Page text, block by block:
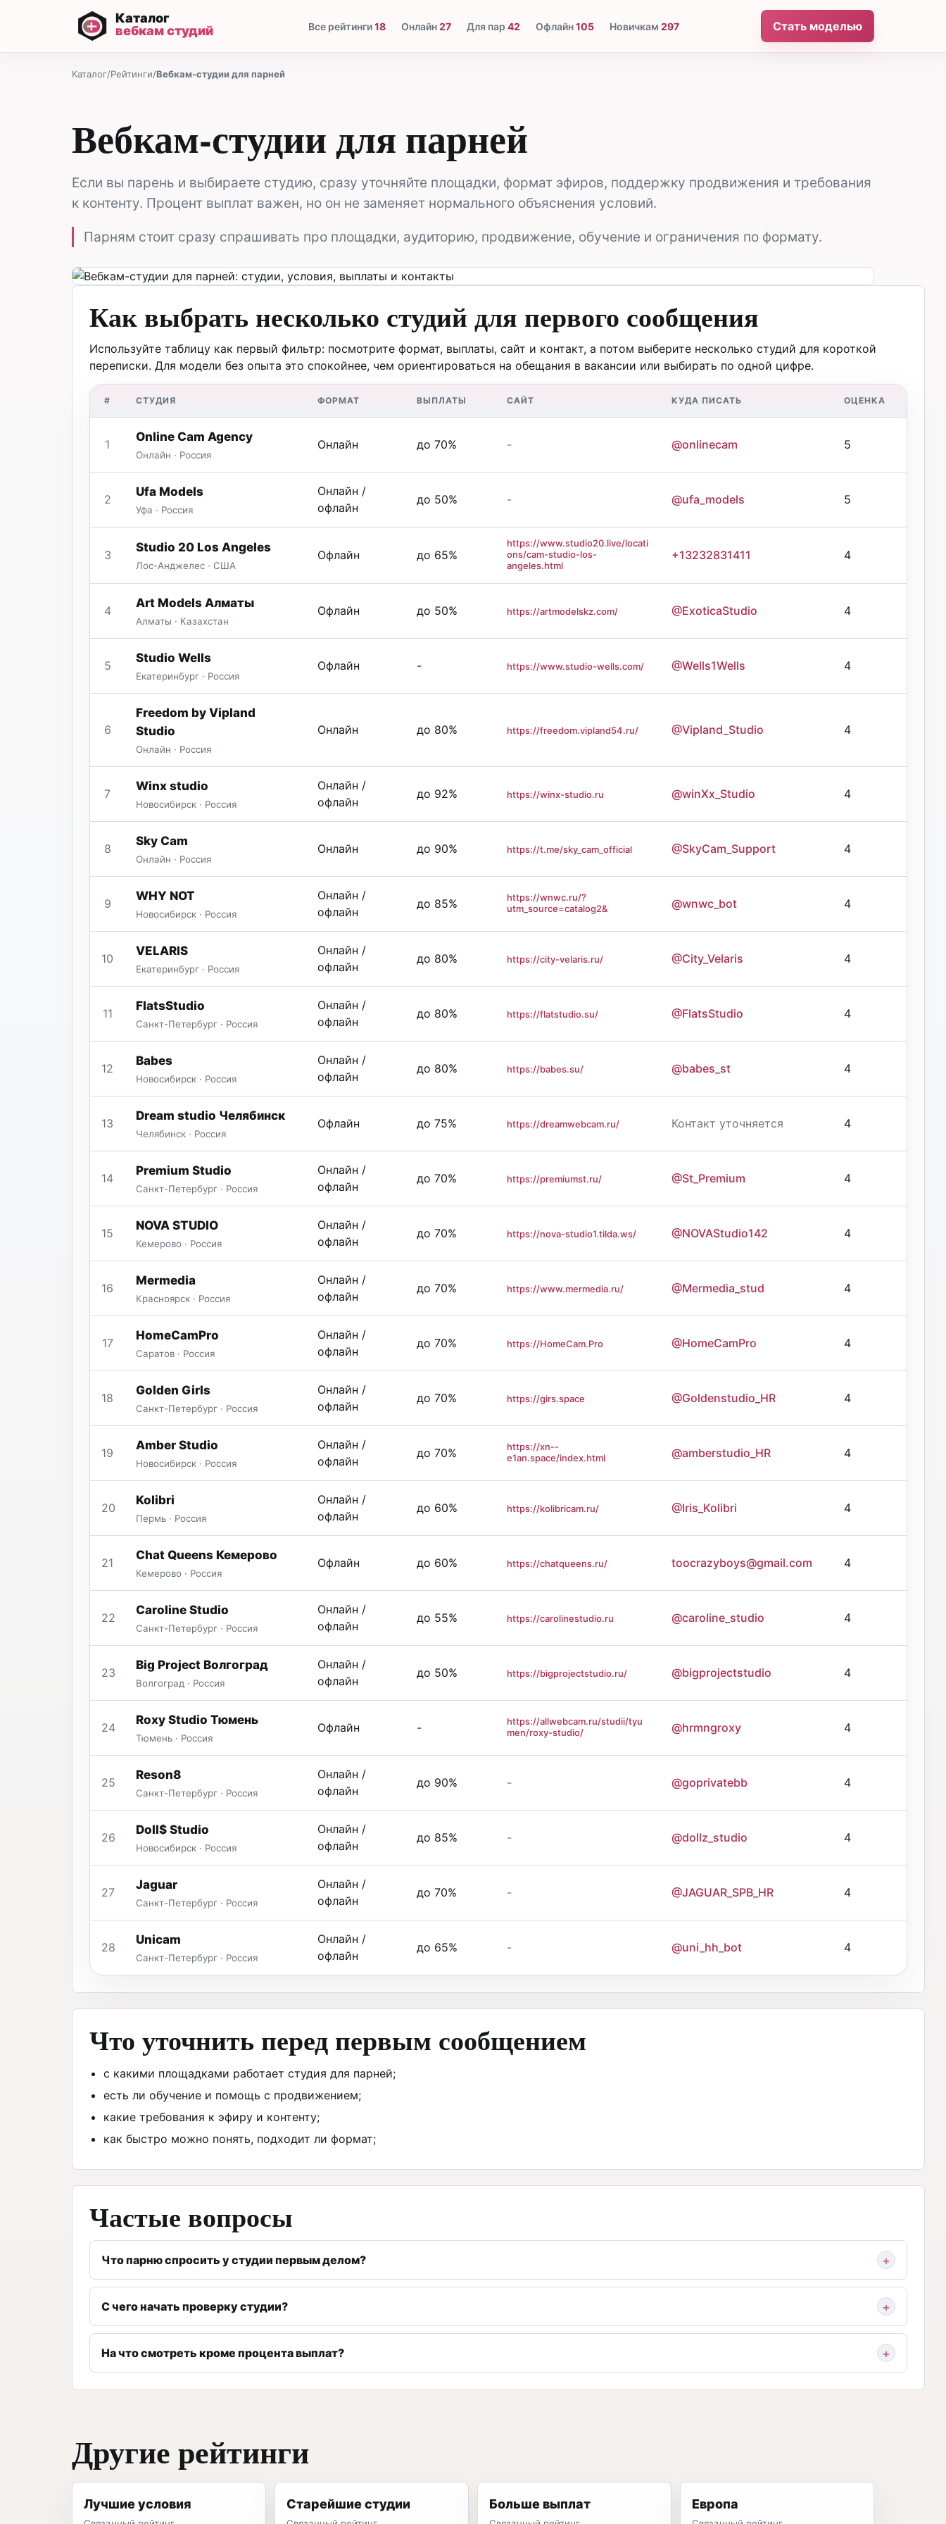
Все рейтинги18 Онлайн27 Для пар 42 Офлайн105 Новичкам 297 Стать моделью
Каталог/Рейтинги/Вебкам-студии для парней
Вебкам-студии для парней
Если вы парень и выбираете студию, сразу уточняйте площадки, формат эфиров, поддержку продвижения и требования
к контенту. Процент выплат важен, но он не заменяет нормального объяснения условий.
Парням стоит сразу спрашивать про площадки, аудиторию, продвижение, обучение и ограничения по формату.
Как выбрать несколько студий для первого сообщения
Используйте таблицу как первый фильтр: посмотрите формат, выплаты, сайт и контакт, а потом выберите несколько студий для короткой
переписки. Для модели без опыта это спокойнее, чем ориентироваться на обещания в вакансии или выбирать по одной цифре.
# СТУДИЯ ФОРМАТ ВЫПЛАТЫ САЙТ КУДА ПИСАТЬ ОЦЕНКА
1
Online Cam Agency
Онлайн · Россия
Онлайн до 70% - @onlinecam 5
2
Ufa Models
Уфа · Россия
Онлайн /
офлайн
до 50% - @ufa_models 5
3
Studio 20 Los Angeles
Лос-Анджелес · США
Офлайн до 65%
https://www.studio20.live/locati
ons/cam-studio-los-
angeles.html
+13232831411 4
4
Art Models Алматы
Алматы · Казахстан
Офлайн до 50% https://artmodelskz.com/ @ExoticaStudio 4
5
Studio Wells
Екатеринбург · Россия
Офлайн - https://www.studio-wells.com/ @Wells1Wells 4
6
Freedom by Vipland
Studio
Онлайн · Россия
Онлайн до 80% https://freedom.vipland54.ru/ @Vipland_Studio 4
7
Winx studio
Новосибирск · Россия
Онлайн /
офлайн
до 92% https://winx-studio.ru @winXx_Studio 4
8
Sky Cam
Онлайн · Россия
Онлайн до 90% https://t.me/sky_cam_official @SkyCam_Support 4
9
WHY NOT
Новосибирск · Россия
Онлайн /
офлайн
до 85%
https://wnwc.ru/?
utm_source=catalog2&
@wnwc_bot 4
10
VELARIS
Екатеринбург · Россия
Онлайн /
офлайн
до 80% https://city-velaris.ru/ @City_Velaris 4
11
FlatsStudio
Санкт-Петербург · Россия
Онлайн /
офлайн
до 80% https://flatstudio.su/ @FlatsStudio 4
12
Babes
Новосибирск · Россия
Онлайн /
офлайн
до 80% https://babes.su/ @babes_st 4
13
Dream studio Челябинск
Челябинск · Россия
Офлайн до 75% https://dreamwebcam.ru/ Контакт уточняется 4
14
Premium Studio
Санкт-Петербург · Россия
Онлайн /
офлайн
до 70% https://premiumst.ru/ @St_Premium 4
15
NOVA STUDIO
Кемерово · Россия
Онлайн /
офлайн
до 70% https://nova-studio1.tilda.ws/ @NOVAStudio142 4
16
Mermedia
Красноярск · Россия
Онлайн /
офлайн
до 70% https://www.mermedia.ru/ @Mermedia_stud 4
17
HomeCamPro
Саратов · Россия
Онлайн /
офлайн
до 70% https://HomeCam.Pro @HomeCamPro 4
18
Golden Girls
Санкт-Петербург · Россия
Онлайн /
офлайн
до 70% https://girs.space @Goldenstudio_HR 4
19
Amber Studio
Новосибирск · Россия
Онлайн /
офлайн
до 70%
https://xn--
e1an.space/index.html
@amberstudio_HR 4
20
Kolibri
Пермь · Россия
Онлайн /
офлайн
до 60% https://kolibricam.ru/ @Iris_Kolibri 4
21
Chat Queens Кемерово
Кемерово · Россия
Офлайн до 60% https://chatqueens.ru/ toocrazyboys@gmail.com 4
22
Caroline Studio
Санкт-Петербург · Россия
Онлайн /
офлайн
до 55% https://carolinestudio.ru @caroline_studio 4
23
Big Project Волгоград
Волгоград · Россия
Онлайн /
офлайн
до 50% https://bigprojectstudio.ru/ @bigprojectstudio 4
24
Roxy Studio Тюмень
Тюмень · Россия
Офлайн -
https://allwebcam.ru/studii/tyu
men/roxy-studio/
@hrmngroxy 4
25
Reson8
Санкт-Петербург · Россия
Онлайн /
офлайн
до 90% - @goprivatebb 4
26
Doll$ Studio
Новосибирск · Россия
Онлайн /
офлайн
до 85% - @dollz_studio 4
27
Jaguar
Санкт-Петербург · Россия
Онлайн /
офлайн
до 70% - @JAGUAR_SPB_HR 4
28
Unicam
Санкт-Петербург · Россия
Онлайн /
офлайн
до 65% - @uni_hh_bot 4
Что уточнить перед первым сообщением
с какими площадками работает студия для парней;
есть ли обучение и помощь с продвижением;
какие требования к эфиру и контенту;
как быстро можно понять, подходит ли формат;
Частые вопросы
Что парню спросить у студии первым делом?
С чего начать проверку студии?
На что смотреть кроме процента выплат?
Другие рейтинги
Лучшие условия Старейшие студии Больше выплат Европа